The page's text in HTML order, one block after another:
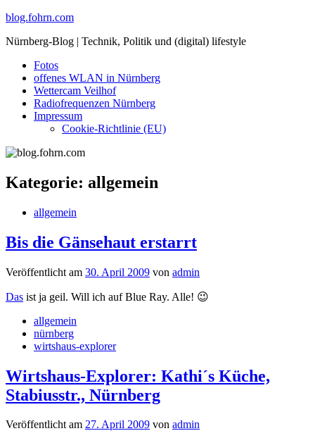
Skip
content
blog.fohrn.com
Nürnberg-Blog | Technik, Politik und (digital) lifestyle
Fotos
offenes WLAN in Nürnberg
Wettercam Veilhof
Radiofrequenzen Nürnberg
Impressum
Cookie-Richtlinie (EU)
Kategorie: allgemein
allgemein
Bis die Gänsehaut erstarrt
Veröffentlicht am 30. April 2009 von admin
Das ist ja geil. Will ich auf Blue Ray. Alle! 😉
allgemein
nürnberg
wirtshaus-explorer
Wirtshaus-Explorer: Kathi´s Küche,
Stabiusstr., Nürnberg
Veröffentlicht am 27. April 2009 von admin